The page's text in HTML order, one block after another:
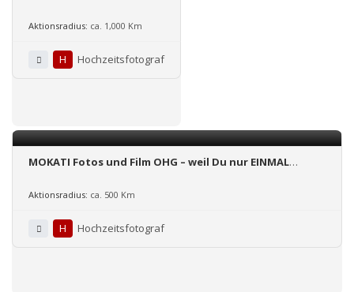
Aktionsradius: ca. 1,000 Km
H Hochzeitsfotograf
MOKATI Fotos und Film OHG – weil Du nur EINMAL
Aktionsradius: ca. 500 Km
H Hochzeitsfotograf